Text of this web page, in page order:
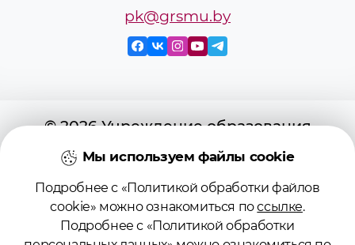
pk@grsmu.by
© 2026 Учреждение образования
медицинский университет»
Регистрационное свидетельство №
4141710567 от 04.01.2017
Государственного регистра
Мы используем файлы cookie
Подробнее с «Политикой обработки файлов
cookie» можно ознакомиться поссылке.
Подробнее с «Политикой обработки